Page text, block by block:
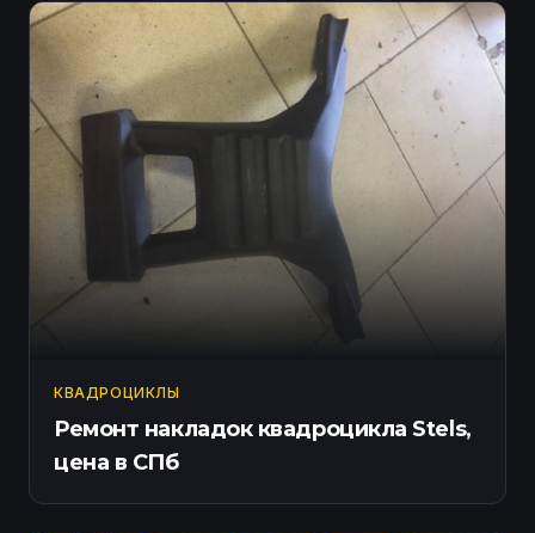
КВАДРОЦИКЛЫ
Ремонт накладок квадроцикла Stels,
цена в СПб